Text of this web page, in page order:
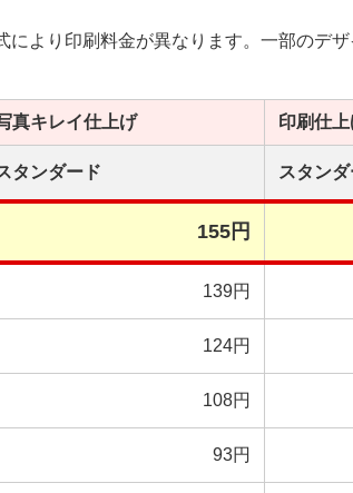
より印刷料金が異なります。一部のデ
真キレイ仕上げ 印刷仕上
タンダード スタン
155円
139円
124円
108円
93円